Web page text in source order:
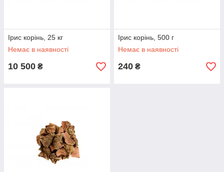
Ірис корінь, 25 кг
Немає в наявності
10 500 ₴
Ірис корінь, 500 г
Немає в наявності
240 ₴